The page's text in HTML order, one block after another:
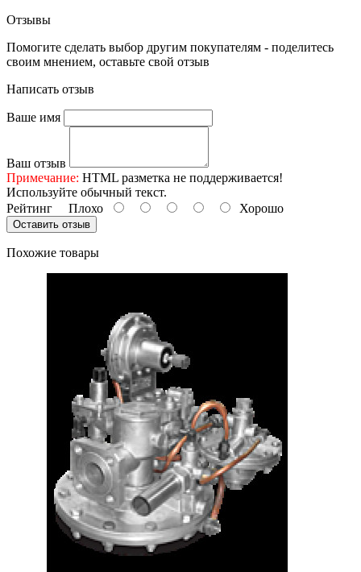
Отзывы
Помогите сделать выбор другим покупателям - поделитесь
своим мнением, оставьте свой отзыв
Написать отзыв
Ваше имя
Ваш отзыв
Примечание: HTML разметка не поддерживается!
Используйте обычный текст.
Рейтинг Плохо Хорошо
Оставить отзыв
Похожие товары